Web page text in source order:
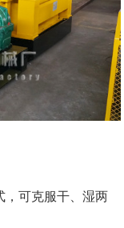
可克服干、湿两